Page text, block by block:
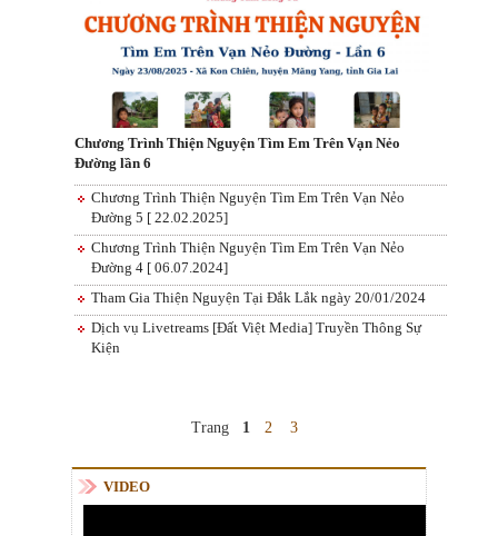
Chương Trình Thiện Nguyện Tìm Em Trên Vạn Nẻo
Đường lần 6
Chương Trình Thiện Nguyện Tìm Em Trên Vạn Nẻo
Đường 5 [ 22.02.2025]
Chương Trình Thiện Nguyện Tìm Em Trên Vạn Nẻo
Đường 4 [ 06.07.2024]
Tham Gia Thiện Nguyện Tại Đắk Lắk ngày 20/01/2024
Dịch vụ Livetreams [Đất Việt Media] Truyền Thông Sự
Kiện
Trang 1 2 3
VIDEO